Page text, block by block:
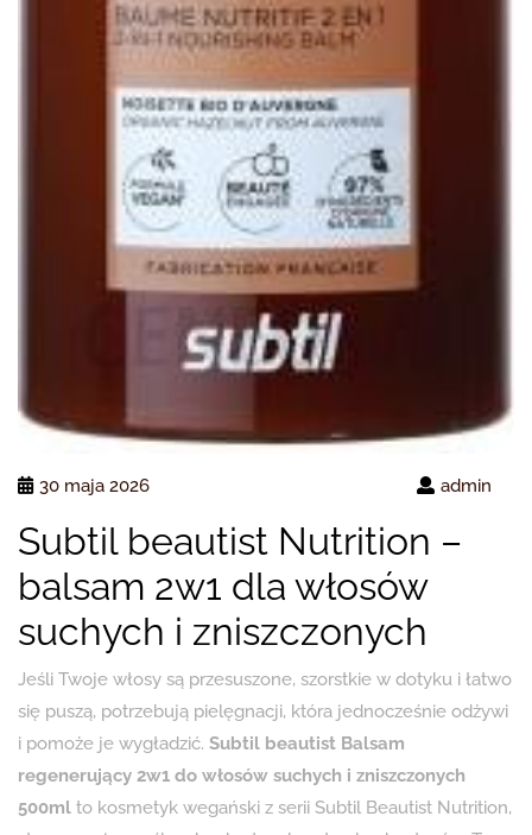
30 maja 2026 admin
Subtil beautist Nutrition –
balsam 2w1 dla włosów
suchych i zniszczonych
Jeśli Twoje włosy są przesuszone, szorstkie w dotyku i łatwo
się puszą, potrzebują pielęgnacji, która jednocześnie odżywi
i pomoże je wygładzić. Subtil beautist Balsam
regenerujący 2w1 do włosów suchych i zniszczonych
500ml to kosmetyk wegański z serii Subtil Beautist Nutrition,